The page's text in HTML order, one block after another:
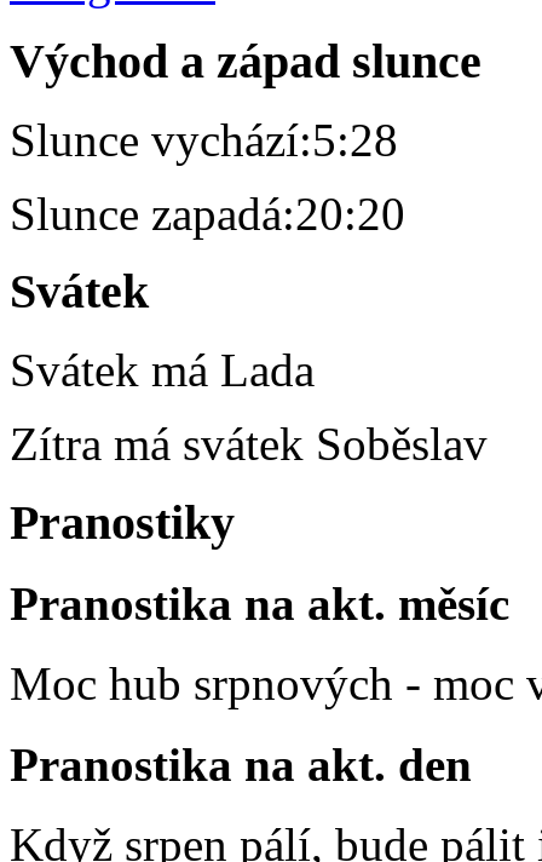
Východ a západ slunce
Slunce vychází:5:28
Slunce zapadá:20:20
Svátek
Svátek má Lada
Zítra má svátek Soběslav
Pranostiky
Pranostika na akt. měsíc
Moc hub srpnových - moc
Pranostika na akt. den
Když srpen pálí, bude